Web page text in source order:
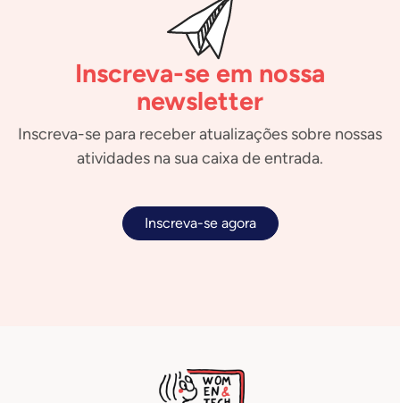
Inscreva-se em nossa
newsletter
Inscreva-se para receber atualizações sobre nossas
atividades na sua caixa de entrada.
Inscreva-se agora